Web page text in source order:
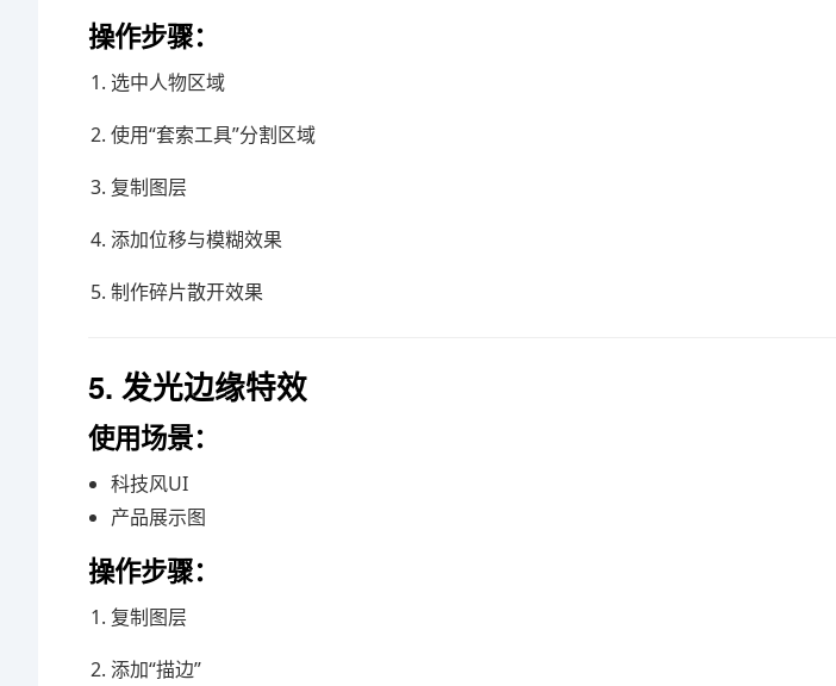
操作步骤：
选中人物区域
使用“套索工具”分割区域
复制图层
添加位移与模糊效果
制作碎片散开效果
5. 发光边缘特效
使用场景：
科技风UI
产品展示图
操作步骤：
复制图层
添加“描边”